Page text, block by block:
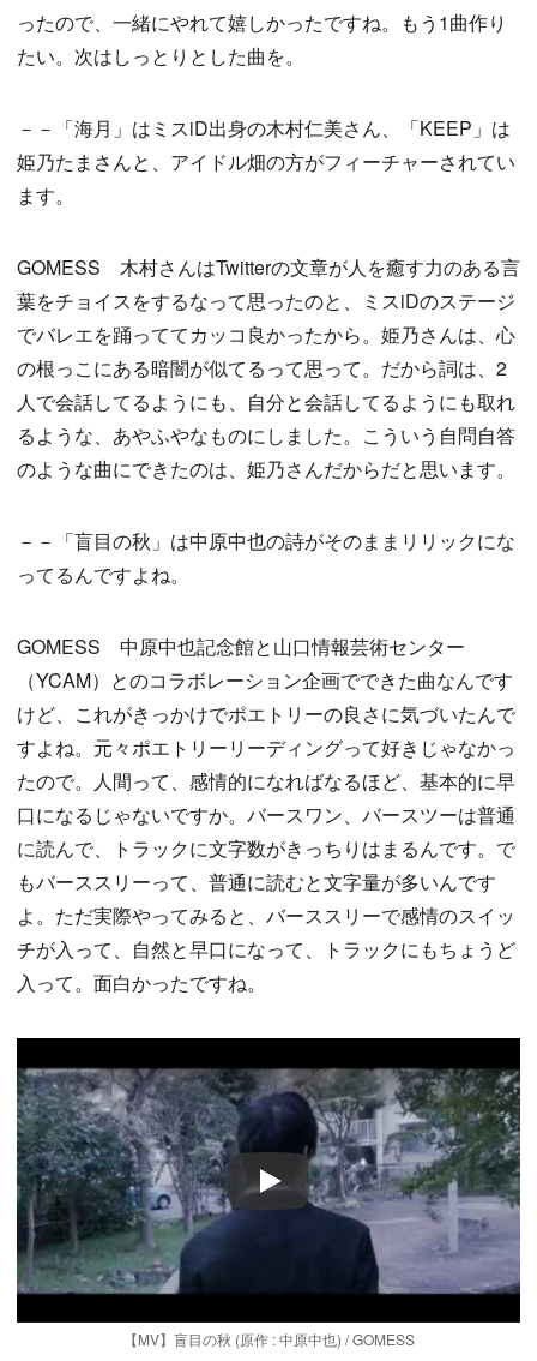
ったので、一緒にやれて嬉しかったですね。もう1曲作り
たい。次はしっとりとした曲を。
－－「海月」はミスiD出身の木村仁美さん、「KEEP」は
姫乃たまさんと、アイドル畑の方がフィーチャーされてい
ます。
GOMESS 木村さんはTwitterの文章が人を癒す力のある言
葉をチョイスをするなって思ったのと、ミスiDのステージ
でバレエを踊っててカッコ良かったから。姫乃さんは、心
の根っこにある暗闇が似てるって思って。だから詞は、2
人で会話してるようにも、自分と会話してるようにも取れ
るような、あやふやなものにしました。こういう自問自答
のような曲にできたのは、姫乃さんだからだと思います。
－－「盲目の秋」は中原中也の詩がそのままリリックにな
ってるんですよね。
GOMESS 中原中也記念館と山口情報芸術センター
（YCAM）とのコラボレーション企画でできた曲なんです
けど、これがきっかけでポエトリーの良さに気づいたんで
すよね。元々ポエトリーリーディングって好きじゃなかっ
たので。人間って、感情的になればなるほど、基本的に早
口になるじゃないですか。バースワン、バースツーは普通
に読んで、トラックに文字数がきっちりはまるんです。で
もバーススリーって、普通に読むと文字量が多いんです
よ。ただ実際やってみると、バーススリーで感情のスイッ
チが入って、自然と早口になって、トラックにもちょうど
入って。面白かったですね。
Play
【MV】盲目の秋 (原作 : 中原中也) / GOMESS